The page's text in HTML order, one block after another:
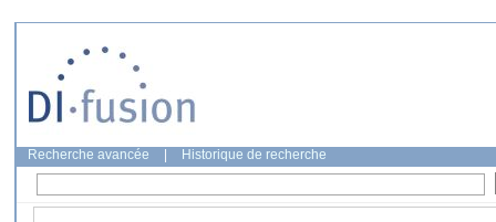
Recherche avancée Historique de recherche